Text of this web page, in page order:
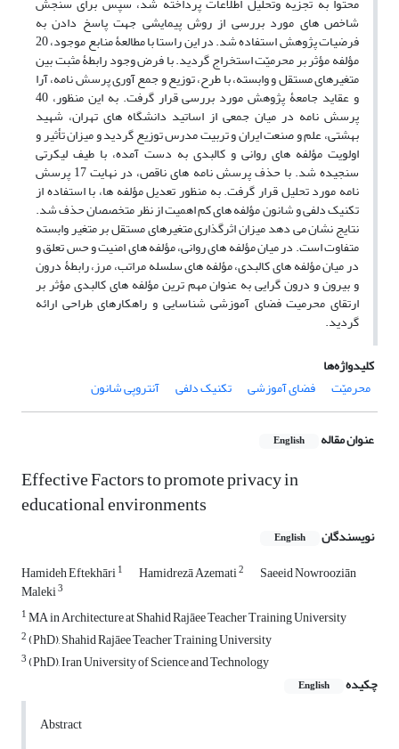
شاخص های مورد بررسی از روش پیمایشی جهت پاسخ دادن به
فرضیات پژوهش استفاده شد. در این راستا با مطالعۀ منابع موجود، 20
مؤلفه مؤثر بر محرمیّت استخراج گردید. با فرض وجود رابطۀ مثبت بین
متغیرهای مستقل و وابسته، با طرح، توزیع و جمع آوری پرسش نامه، آرا
و عقاید جامعۀ پژوهش مورد بررسی قرار گرفت. به این منظور، 40
پرسش نامه در میان جمعی از اساتید دانشگاه های تهران، شهید
بهشتی، علم و صنعت ایران و تربیت مدرس توزیع گردید و میزان تأثیر و
اولویت مؤلفه های روانی و کالبدی به دست آمده، با طیف لیکرتی
سنجیده شد. با حذف پرسش نامه های ناقص، در نهایت 17 پرسش
نامه مورد تحلیل قرار گرفت. به منظور تعدیل مؤلفه ها، با استفاده از
تکنیک دلفی و شانون مؤلفه های کم اهمیت از نظر متخصصان حذف شد.
نتایج نشان می دهد میزان اثرگذاری متغیرهای مستقل بر متغیر وابسته
متفاوت است. در میان مؤلفه های روانی، مؤلفه های امنیت و حس تعلق و
در میان مؤلفه های کالبدی، مؤلفه های سلسله مراتب، مرز، رابطۀ درون
و بیرون و درون گرایی به عنوان مهم ترین مؤلفه های کالبدی مؤثر بر
ارتقای محرمیت فضای آموزشی شناسایی و راهکارهای طراحی ارائه
گردید.
کلیدواژه‌ها
محرمیّت
فضای آموزشی تکنیک دلفی آنتروپی شانون
عنوان مقاله English
Effective Factors to promote privacy in
educational environments
نویسندگان English
Hamideh Eftekhāri1 Hamidrezā Azemati2 Saeeid Nowrooziān
Maleki3
1MA in Architecture at Shahid Rajāee Teacher Training University
2(PhD), Shahid Rajāee Teacher Training University
3(PhD), Iran University of Science and Technology
چکیده
English
Abstract